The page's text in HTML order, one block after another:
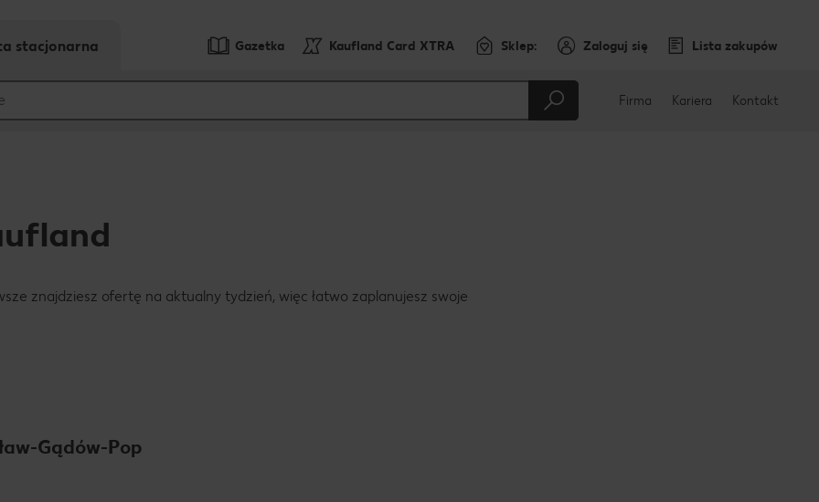
Gazetka Kaufland Card XTRA Sklep: Zaloguj się Lista zakupów
stacjonarna
Firma Kariera Kontakt
znajdziesz ofertę na aktualny tydzień, więc łatwo zaplanujesz swoje
Gądów-Pop